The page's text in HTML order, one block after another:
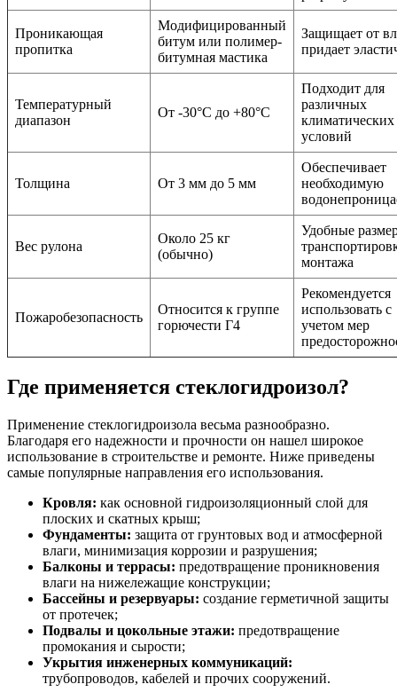
Проникающая
пропитка
Модифицированный
битум или полимер-
битумная мастика
Защищает от
придает
Температурный
диапазон
От -30°C до +80°C
Подходит для
различных
климатических
условий
Толщина От 3 мм до 5 мм
Обеспечивает
необходимую
Вес рулона
Около 25 кг
(обычно)
Удобные
монтажа
Пожаробезопасность
Относится к группе
горючести Г4
Рекомендуется
использовать с
учетом мер
Где применяется стеклогидроизол?
Применение стеклогидроизола весьма разнообразно.
Благодаря его надежности и прочности он нашел широкое
использование в строительстве и ремонте. Ниже приведены
самые популярные направления его использования.
Кровля: как основной гидроизоляционный слой для
плоских и скатных крыш;
Фундаменты: защита от грунтовых вод и атмосферной
влаги, минимизация коррозии и разрушения;
Балконы и террасы: предотвращение проникновения
влаги на нижележащие конструкции;
Бассейны и резервуары: создание герметичной защиты
от протечек;
Подвалы и цокольные этажи: предотвращение
промокания и сырости;
Укрытия инженерных коммуникаций:
трубопроводов, кабелей и прочих сооружений.